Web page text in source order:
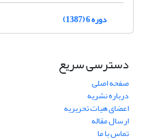
دوره 6 (1387)
دسترسی سریع
صفحه اصلی
درباره نشریه
اعضای هیات تحریریه
ارسال مقاله
تماس با ما